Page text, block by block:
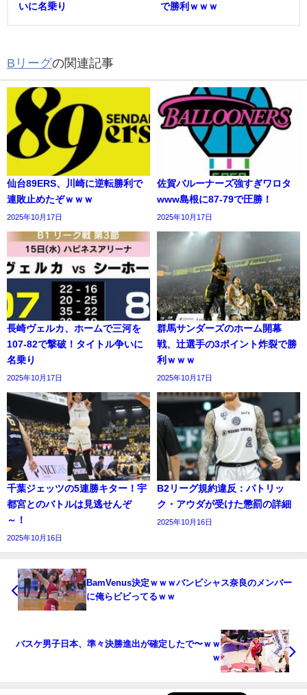
いに名乗り
で勝利ｗｗｗ
Bリーグの関連記事
仙台89ERS、川崎に逆転勝利で
連敗止めたぞｗｗｗ
2025年10月17日
佐賀バルーナーズ強すぎワロタ
www島根に87-79で圧勝！
2025年10月17日
長崎ヴェルカ、ホームで三河を
107-82で撃破！タイトル争いに
名乗り
2025年10月17日
群馬サンダーズのホーム開幕
戦、辻選手の3ポイント炸裂で勝
利ｗｗｗ
2025年10月17日
千葉ジェッツの5連勝キター！宇
都宮とのバトルは見逃せんぞ
～！
2025年10月16日
B2リーグ規約違反：パトリッ
ク・アウダが受けた懲罰の詳細
2025年10月16日
BamVenus決定ｗｗｗバンビシャス奈良のメンバー
に俺らビビってるｗｗ
バスケ男子日本、準々決勝進出が確定したで〜ｗｗ
ｗ